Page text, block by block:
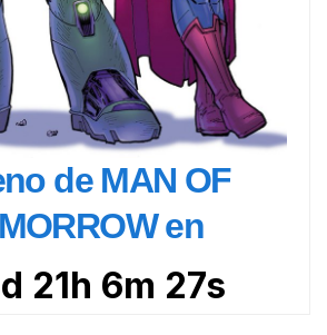
de MAN OF
en
21h 6m 26s